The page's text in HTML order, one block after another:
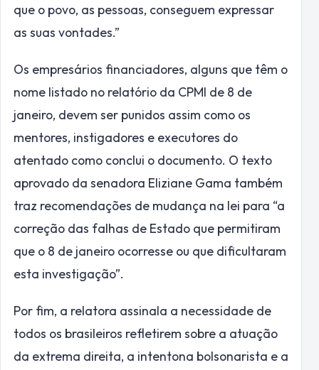
que o povo, as pessoas, conseguem expressar
as suas vontades.”
Os empresários financiadores, alguns que têm o
nome listado no relatório da CPMI de 8 de
janeiro, devem ser punidos assim como os
mentores, instigadores e executores do
atentado como conclui o documento. O texto
aprovado da senadora Eliziane Gama também
traz recomendações de mudança na lei para “a
correção das falhas de Estado que permitiram
que o 8 de janeiro ocorresse ou que dificultaram
esta investigação”.
Por fim, a relatora assinala a necessidade de
todos os brasileiros refletirem sobre a atuação
da extrema direita, a intentona bolsonarista e a